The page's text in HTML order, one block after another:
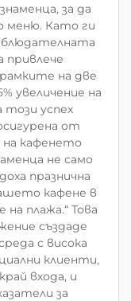
за да
меню. Като ги
привлече
на две
увеличение на
успех
от
кафенето
не само
празнична
кафене в
плажа.“ Това
създаде
с висока
клиенти,
входа, и
за